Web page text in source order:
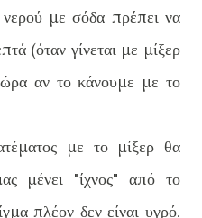
με σόδα πρέπει να
(όταν γίνεται με μίξερ
αν το κάνουμε με το
με το μίξερ θα
μένει "ίχνος" από το
πλέον δεν είναι υγρό,